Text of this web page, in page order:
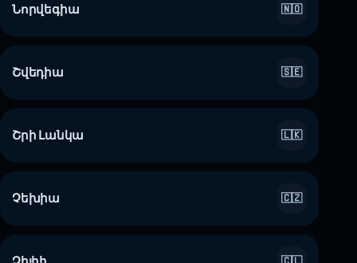
Նորվեգիա 🇳🇴
Շվեդիա 🇸🇪
Շրի Լանկա 🇱🇰
Չեխիա 🇨🇿